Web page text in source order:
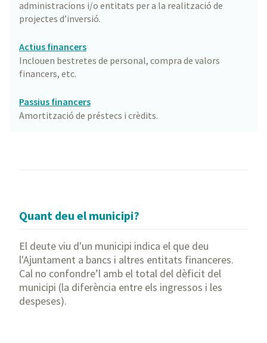
administracions i/o entitats per a la realització de
projectes d’inversió.
Actius financers
Inclouen bestretes de personal, compra de valors
financers, etc.
Passius financers
Amortització de préstecs i crèdits.
Quant deu el municipi?
El deute viu d'un municipi indica el que deu
l'Ajuntament a bancs i altres entitats financeres.
Cal no confondre’l amb el total del dèficit del
municipi (la diferència entre els ingressos i les
despeses).